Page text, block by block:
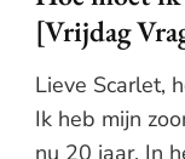
[Vrijdag
Lieve Scarlet,
Ik heb mijn
nu 20 jaar. In